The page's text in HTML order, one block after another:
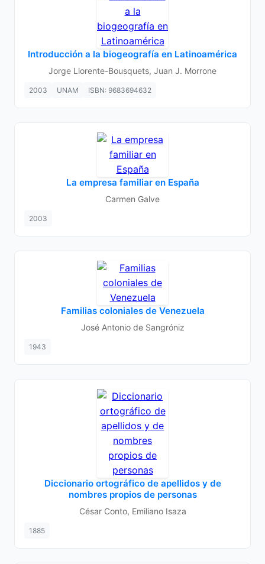
Introducción a la biogeografía en Latinoamérica
Jorge Llorente-Bousquets, Juan J. Morrone
2003 UNAM ISBN: 9683694632
La empresa familiar en España
Carmen Galve
2003
Familias coloniales de Venezuela
José Antonio de Sangróniz
1943
Diccionario ortográfico de apellidos y de
nombres propios de personas
César Conto, Emiliano Isaza
1885